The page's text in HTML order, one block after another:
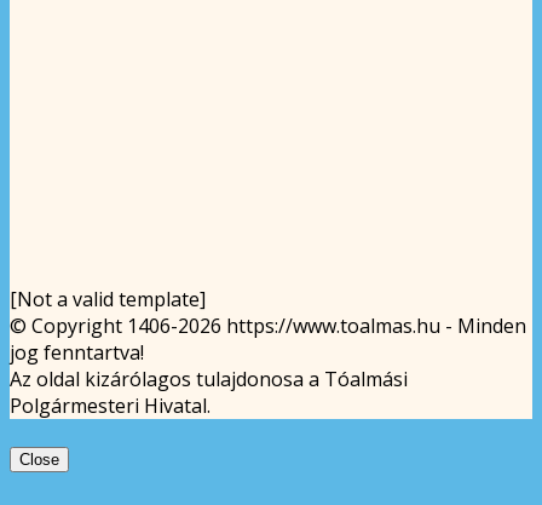
[Not a valid template]
© Copyright 1406-2026 https://www.toalmas.hu - Minden
jog fenntartva!
Az oldal kizárólagos tulajdonosa a Tóalmási
Polgármesteri Hivatal.
Close